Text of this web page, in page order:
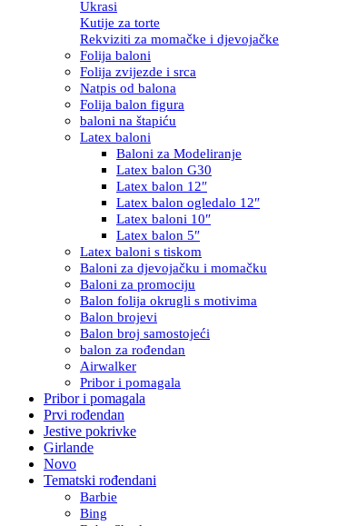
Ukrasi
Kutije za torte
Rekviziti za momačke i djevojačke
Folija baloni
Folija zvijezde i srca
Natpis od balona
Folija balon figura
baloni na štapiću
Latex baloni
Baloni za Modeliranje
Latex balon G30
Latex balon 12″
Latex balon ogledalo 12″
Latex baloni 10″
Latex balon 5″
Latex baloni s tiskom
Baloni za djevojačku i momačku
Baloni za promociju
Balon folija okrugli s motivima
Balon brojevi
Balon broj samostojeći
balon za rođendan
Airwalker
Pribor i pomagala
Pribor i pomagala
Prvi rođendan
Jestive pokrivke
Girlande
Novo
Tematski rođendani
Barbie
Bing